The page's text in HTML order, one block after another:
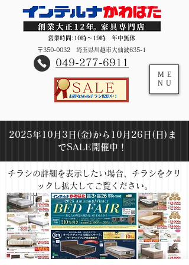
営業時間:10時～19時 年中無休
〒350-0032 埼玉県川越市大仙波635-1
​049-277-6911
ME
NU
2025年10月3日(金)から10月26日(日)ま
でSALE開催中！
チラシの詳細を表示したい場合、チラシをクリ
ックし拡大してご覧ください。